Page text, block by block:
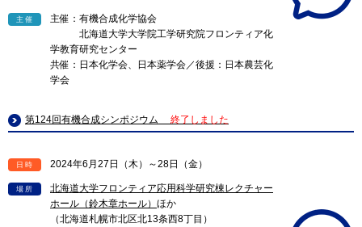
主催
主催：有機合成化学協会
北海道大学大学院工学研究院フロンティア化
学教育研究センター
共催：日本化学会、日本薬学会／後援：日本農芸化
学会
第124回有機合成シンポジウム 終了しました
日時 2024年6月27日（木）～28日（金）
場所
北海道大学フロンティア応用科学研究棟レクチャー
ホール（鈴木章ホール） ほか
（北海道札幌市北区北13条西8丁目）